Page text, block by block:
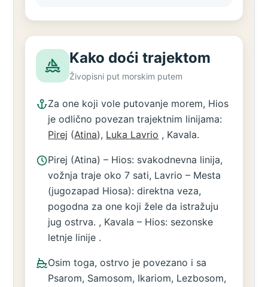
Kako doći trajektom
Živopisni put morskim putem
Za one koji vole putovanje morem, Hios
je odlično povezan trajektnim linijama:
Pirej (Atina), Luka Lavrio , Kavala.
Pirej (Atina) – Hios: svakodnevna linija,
vožnja traje oko 7 sati, Lavrio – Mesta
(jugozapad Hiosa): direktna veza,
pogodna za one koji žele da istražuju
jug ostrva. , Kavala – Hios: sezonske
letnje linije .
Osim toga, ostrvo je povezano i sa
Psarom, Samosom, Ikariom, Lezbosom,